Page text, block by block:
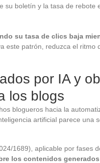
su boletín y la tasa de rebote
su tasa de clics baja
este patrón, reduzca el
por IA y
los blogs
blogueros hacia la
artificial parece una
1689), aplicable por fases
los contenidos